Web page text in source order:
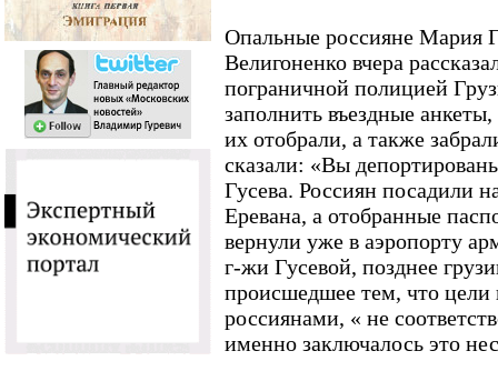
Опальные россияне Мария
Велигоненко вчера
пограничной полицией
заполнить въездные
их отобрали, а также
сказали: «Вы
Гусева. Россиян посадили
Еревана, а отобранные
вернули уже в аэропорту
г-жи Гусевой, позднее
происшедшее тем, что цели
россиянами, « не
именно заключалось это